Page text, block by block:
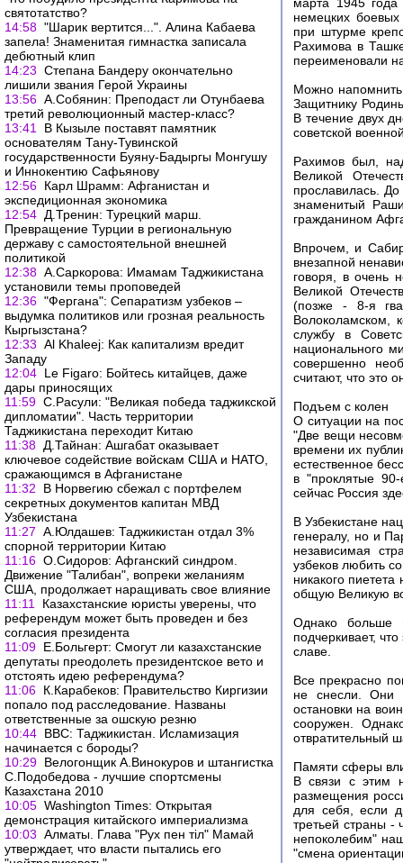
святотатство?
14:58 "Шарик вертится...". Алина Кабаева
запела! Знаменитая гимнастка записала
дебютный клип
14:23 Степана Бандеру окончательно
лишили звания Герой Украины
13:56 А.Собянин: Преподаст ли Отунбаева
третий революционный мастер-класс?
13:41
В Кызыле поставят памятник
основателям Тану-Тувинской
государственности Буяну-Бадыргы Монгушу
и Иннокентию Сафьянову
12:56 Карл Шрамм: Афганистан и
экспедиционная экономика
12:54 Д.Тренин: Турецкий марш.
Превращение Турции в региональную
державу с самостоятельной внешней
политикой
12:38 А.Саркорова: Имамам Таджикистана
установили темы проповедей
12:36 "Фергана": Сепаратизм узбеков –
выдумка политиков или грозная реальность
Кыргызстана?
12:33 Al Khaleej: Как капитализм вредит
Западу
12:04 Le Figaro: Бойтесь китайцев, даже
дары приносящих
11:59 С.Расули: "Великая победа таджикской
дипломатии". Часть территории
Таджикистана переходит Китаю
11:38 Д.Тайнан: Ашгабат оказывает
ключевое содействие войскам США и НАТО,
сражающимся в Афганистане
11:32
В Норвегию сбежал с портфелем
секретных документов капитан МВД
Узбекистана
11:27 А.Юлдашев: Таджикистан отдал 3%
спорной территории Китаю
11:16 О.Сидоров: Афганский синдром.
Движение "Талибан", вопреки желаниям
США, продолжает наращивать свое влияние
11:11
Казахстанские юристы уверены, что
референдум может быть проведен и без
согласия президента
11:09 Е.Больгерт: Смогут ли казахстанские
депутаты преодолеть президентское вето и
отстоять идею референдума?
11:06 К.Карабеков: Правительство Киргизии
попало под расследование. Названы
ответственные за ошскую резню
10:44 ВВС: Таджикистан. Исламизация
начинается с бороды?
10:29 Велогонщик А.Винокуров и штангистка
С.Подобедова - лучшие спортсмены
Казахстана 2010
10:05 Washington Times: Открытая
демонстрация китайского империализма
10:03 Алматы. Глава "Рух пен тiл" Мамай
утверждает, что власти пытались его
немецких
при штурме
Рахимова в
переименовали
Можно
Защитнику
В течение двух
советской
Рахимов был,
Великой
прославилась.
знаменитый
гражданином
Впрочем, и
внезапной
говоря, в очень
Великой
(позже - 8-я
Волоколамском,
службу в
национального
совершенно
считают, что это
Подъем с колен
О ситуации на
"Две вещи
времени их
естественное
в "проклятые
сейчас Россия
В Узбекистане
генералу, но и
независимая
узбеков любить
никакого
общую Великую
Однако больше
подчеркивает,
славе.
Все прекрасно
не снесли. Они
остановки на
сооружен.
отвратительный
Памяти сферы
В связи с этим
размещения
для себя, если
третьей страны -
непоколебим"
"смена